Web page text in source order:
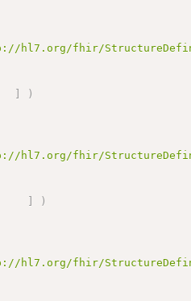
hl7.org/fhir/
]
)
hl7.org/fhir/
]
)
hl7.org/fhir/